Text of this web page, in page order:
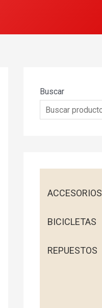
Buscar
ACCESORIOS
BICICLETAS
REPUESTOS